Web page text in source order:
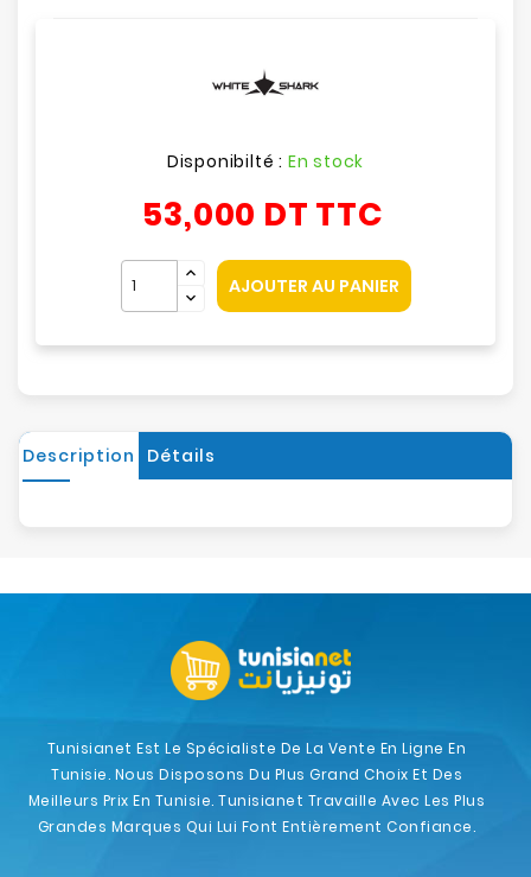
Disponibilté : En stock
53,000 DT TTC
AJOUTER AU PANIER
Description Détails
Tunisianet Est Le Spécialiste De La Vente En Ligne En
Tunisie. Nous Disposons Du Plus Grand Choix Et Des
Meilleurs Prix En Tunisie. Tunisianet Travaille Avec Les Plus
Grandes Marques Qui Lui Font Entièrement Confiance.